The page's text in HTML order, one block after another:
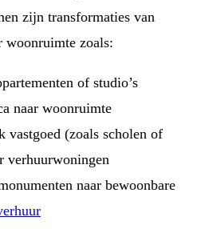
zijn transformaties van
woonruimte zoals:
of studio’s
naar woonruimte
vastgoed (zoals scholen of
verhuurwoningen
naar bewoonbare